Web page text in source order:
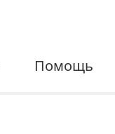
Помощь